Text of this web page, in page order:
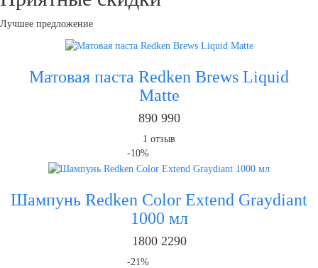
Лучшее предложение
Матовая паста Redken Brews Liquid
Matte
890 990
1 отзыв
-10%
Шампунь Redken Color Extend Graydiant
1000 мл
1800 2290
-21%